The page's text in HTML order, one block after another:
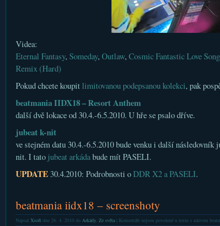
Videa:
Eternal Fantasy, Someday,Outlaw,Cosmic Fantastic Love Song
Remix (Hard)
Pokud chcete koupit limitovanou podepsanou kolekci, pak
beatmania IIDX18 – Resort Anthem
další dvě lokace od 30.4.-6.5.2010. U hře se psalo dříve.
jubeat k-nit
ve stejném datu 30.4.-6.5.2010 bude venku i další následovník
nit. I tato jubeat arkádabude mít PASELI.
UPDATE 30.4.2010: Podrobnosti oDDR X2 a PASELI.
beatmania iidx18 – screenshoty
Napsal Xsoftdne 26. 4. 2010 do Arkády, Ze světa| Komentáře nejsou povolenéu textu s názvem